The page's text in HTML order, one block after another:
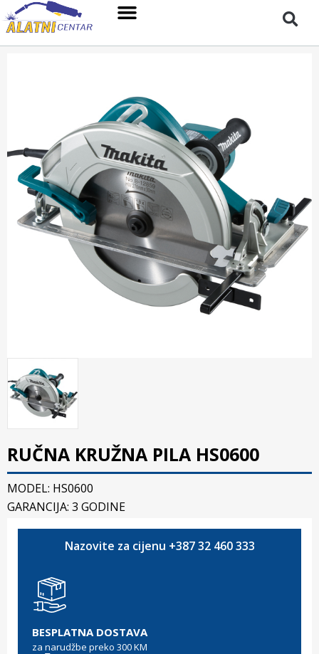
RUČNA KRUŽNA PILA HS0600
MODEL: HS0600
GARANCIJA: 3 GODINE
Nazovite za cijenu +387 32 460 333
BESPLATNA DOSTAVA
za narudžbe preko 300 KM